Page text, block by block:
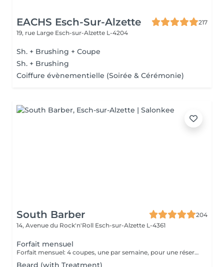
EACHS Esch-Sur-Alzette
217
19, rue Large Esch-sur-Alzette L-4204
Sh. + Brushing + Coupe
Sh. + Brushing
Coiffure évènementielle (Soirée & Cérémonie)
South Barber
204
14, Avenue du Rock'n'Roll Esch-sur-Alzette L-4361
Forfait mensuel
Forfait mensuel: 4 coupes, une par semaine, pour une réservation ou un renseignement nous restons joignable sur notre numéro: 26 30 07 57 Ou sur place directement
Beard (with Treatment)